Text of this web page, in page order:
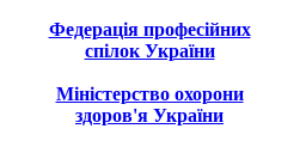
Федерація професійних
спілок України
Міністерство охорони
здоров'я України